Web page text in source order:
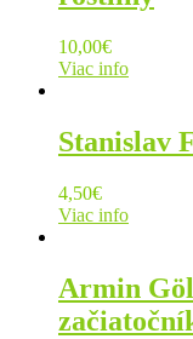
10,00€
Viac info
Stanislav
4,50€
Viac info
Armin